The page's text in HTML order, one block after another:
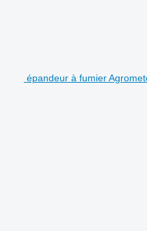
épandeur à fumier